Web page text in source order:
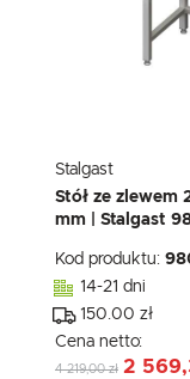
Stalgast
Stół ze zlewem
mm | Stalgast
Kod produktu:
14-21 dni
150.00 zł
Cena netto:
4 219,00 zł 2